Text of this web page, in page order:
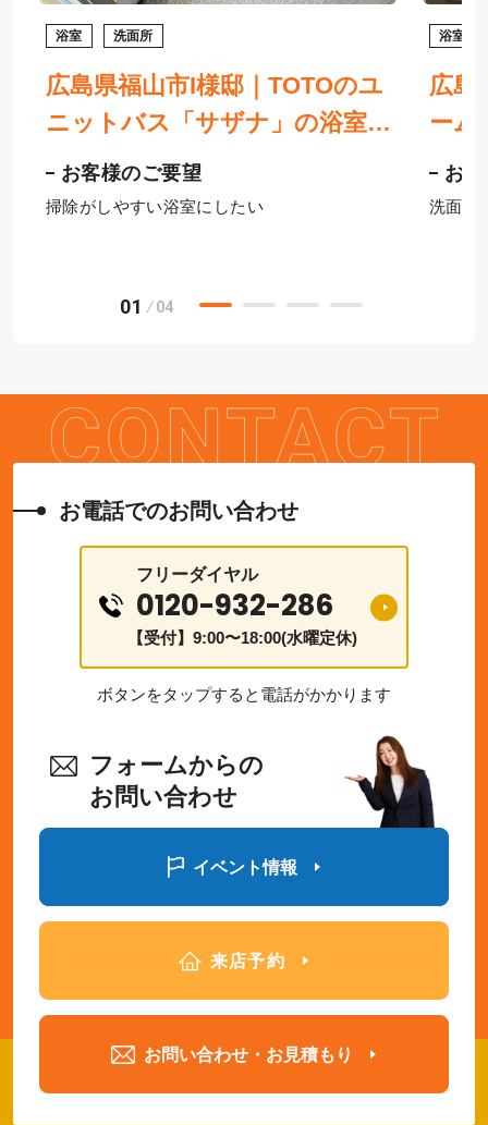
浴室 洗面所
広島県福山市I様邸｜TOTOのユ
ニットバス「サザナ」の浴室・
「サクア」の洗面台へリフォー
ム
お客様のご要望
掃除がしやすい浴室にしたい
浴室
広島
ーム
面
ート
お
洗面化
01 04
お電話でのお問い合わせ
フリーダイヤル
0120-932-286
【受付】9:00〜18:00(水曜定休)
ボタンをタップすると電話がかかります
フォームからの
お問い合わせ
イベント情報
来店予約
お問い合わせ・お見積もり